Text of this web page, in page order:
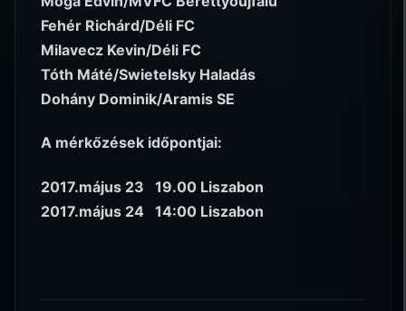
Fehér Richárd/Déli FC
Milavecz Kevin/Déli FC
Tóth Máté/Swietelsky Haladás
Dohány Dominik/Aramis SE
A mérkőzések időpontjai:
2017.május 23 19.00 Liszabon
2017.május 24 14:00 Liszabon